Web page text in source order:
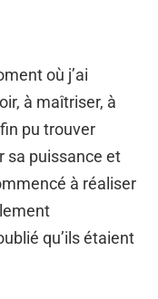
où j’ai
à maîtriser, à
pu trouver
sa puissance et
à réaliser
qu’ils étaient